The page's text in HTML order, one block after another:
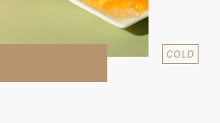
COLD